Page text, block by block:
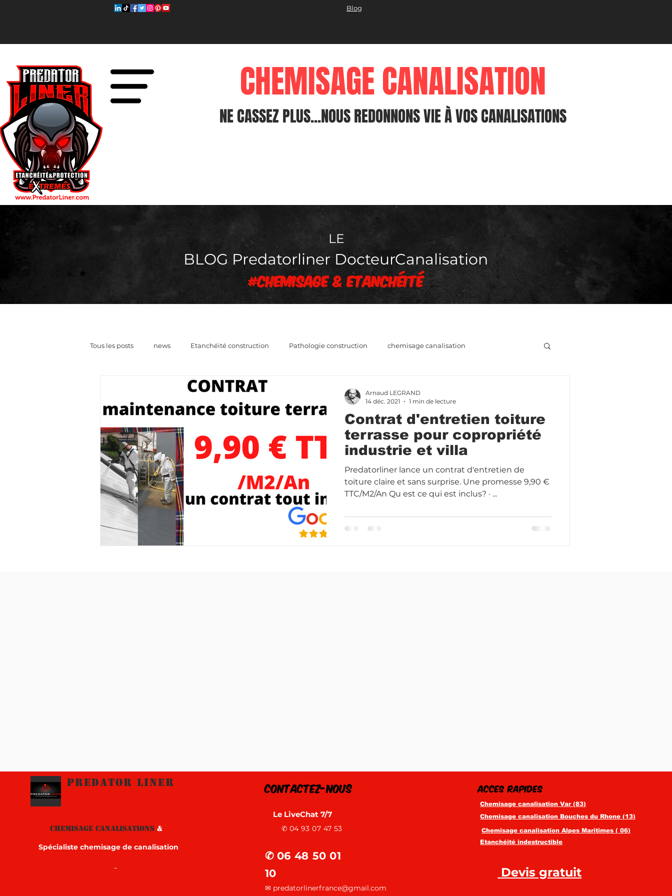
Blog
CHEMISAGE CANALISATION
NE CASSEZ PLUS...NOUS REDONNONS VIE À VOS CANALISATIONS
LE
BLOG Predatorliner DocteurCanalisation
#chemisage & Etanchéité
Tous les posts news Etanchéité construction Pathologie construction chemisage canalisation
tarif chemisage canalisation entretien canalisation
Contrat d'entretien toiture
terrasse pour copropriété
industrie et villa
Predatorliner lance un contrat d'entretien de
toiture claire et sans surprise. Une promesse 9,90 €
TTC/M2/An Qu est ce qui est inclus? · ...
Arnaud LEGRAND
14 déc. 2021
1 min de lecture
Predator Liner
CHEMISAGE CANALISATIONS &
Spécialiste chemisage de canalisation
Contactez-nous
Le LiveChat 7/7
✆ 04 93 07 47 53
✆ 06 48 50 01
10
✉ predatorlinerfrance@gmail.com
ACCES RAPIDES
Chemisage canalisation Var (83)
Chemisage canalisation Bouches du Rhone (13)
Chemisage canalisation Alpes Maritimes ( 06)
Etanchéité indestructible
Devis gratuit